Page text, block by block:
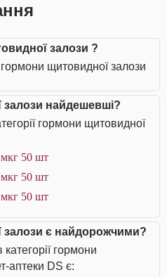
залози ?
гормони щитовидної залози
найдешевші?
гормони щитовидної
мкг 50 шт
мкг 50 шт
мкг 50 шт
залози є найдорожчими?
гормони
аптеки DS є: